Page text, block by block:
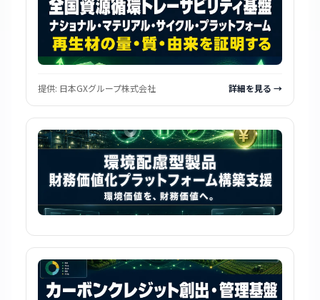
提供: 日本GXグループ株式会社 詳細を見る →